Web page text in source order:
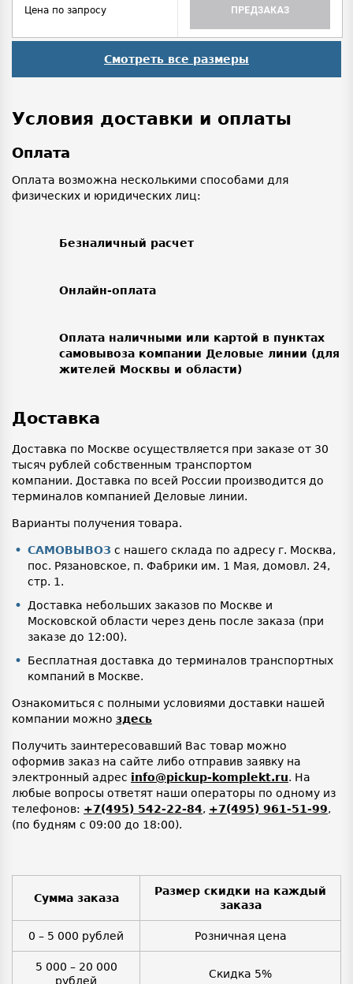
Цена по запросу ПРЕДЗАКАЗ
Смотреть все размеры
Условия доставки и оплаты
Оплата
Оплата возможна несколькими способами для
физических и юридических лиц:
Безналичный расчет
Онлайн-оплата
Оплата наличными или картой в пунктах
самовывоза компании Деловые линии (для
жителей Москвы и области)
Доставка
Доставка по Москве осуществляется при заказе от 30
тысяч рублей собственным транспортом
компании. Доставка по всей России производится до
терминалов компанией Деловые линии.
Варианты получения товара.
САМОВЫВОЗ с нашего склада по адресу г. Москва,
пос. Рязановское, п. Фабрики им. 1 Мая, домовл. 24,
стр. 1.
Доставка небольших заказов по Москве и
Московской области через день после заказа (при
заказе до 12:00).
Бесплатная доставка до терминалов транспортных
компаний в Москве.
Ознакомиться с полными условиями доставки нашей
компании можно здесь
Получить заинтересовавший Вас товар можно
оформив заказ на сайте либо отправив заявку на
электронный адрес info@pickup-komplekt.ru. На
любые вопросы ответят наши операторы по одному из
телефонов: +7(495) 542-22-84, +7(495) 961-51-99,
(по будням с 09:00 до 18:00).
Сумма заказа
Размер скидки на каждый
заказа
0 – 5 000 рублей Розничная цена
5 000 – 20 000
рублей
Скидка 5%